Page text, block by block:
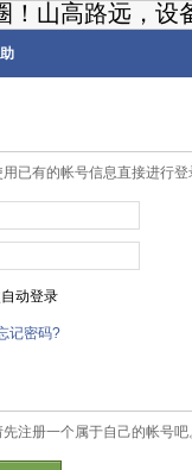
山高路远，设
已有的帐号信息直接进行登
动登录
记密码?
注册一个属于自己的帐号吧